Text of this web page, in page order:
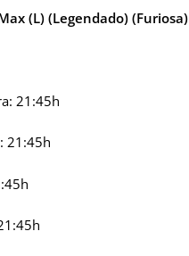
(L) (Legendado) (Furiosa)
21:45h
21:45h